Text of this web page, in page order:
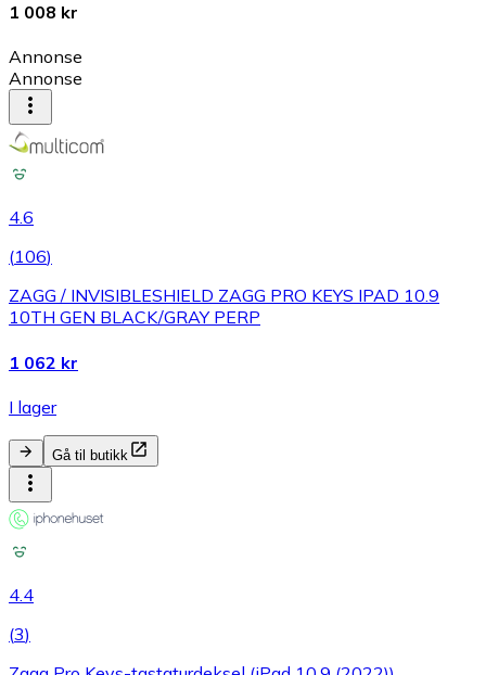
1 008 kr
Annonse
Annonse
4.6
(106)
ZAGG / INVISIBLESHIELD ZAGG PRO KEYS IPAD 10.9
10TH GEN BLACK/GRAY PERP
1 062 kr
I lager
Gå til butikk
4.4
(3)